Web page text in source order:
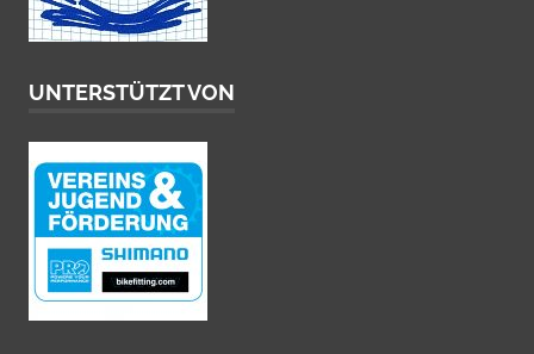
UNTERSTÜTZT VON